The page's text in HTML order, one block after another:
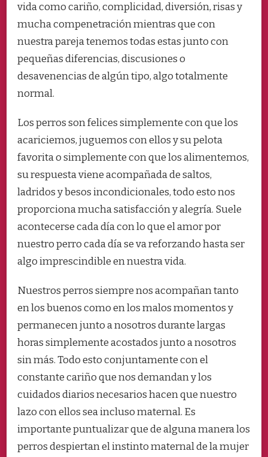
vida como cariño, complicidad, diversión, risas y
mucha compenetración mientras que con
nuestra pareja tenemos todas estas junto con
pequeñas diferencias, discusiones o
desavenencias de algún tipo, algo totalmente
normal.
Los perros son felices simplemente con que los
acariciemos, juguemos con ellos y su pelota
favorita o simplemente con que los alimentemos,
su respuesta viene acompañada de saltos,
ladridos y besos incondicionales, todo esto nos
proporciona mucha satisfacción y alegría. Suele
acontecerse cada día con lo que el amor por
nuestro perro cada día se va reforzando hasta ser
algo imprescindible en nuestra vida.
Nuestros perros siempre nos acompañan tanto
en los buenos como en los malos momentos y
permanecen junto a nosotros durante largas
horas simplemente acostados junto a nosotros
sin más. Todo esto conjuntamente con el
constante cariño que nos demandan y los
cuidados diarios necesarios hacen que nuestro
lazo con ellos sea incluso maternal. Es
importante puntualizar que de alguna manera los
perros despiertan el instinto maternal de la mujer